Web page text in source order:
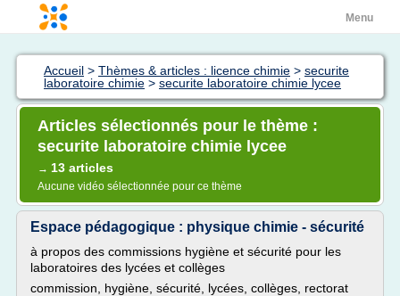
Menu
Accueil > Thèmes & articles : licence chimie > securite
laboratoire chimie > securite laboratoire chimie lycee
Articles sélectionnés pour le thème :
securite laboratoire chimie lycee
→ 13 articles
Aucune vidéo sélectionnée pour ce thème
Espace pédagogique : physique chimie - sécurité
à propos des commissions hygiène et sécurité pour les
laboratoires des lycées et collèges
commission, hygiène, sécurité, lycées, collèges, rectorat